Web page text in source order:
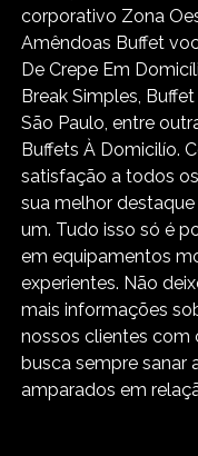
corporativo Zona
Amêndoas Buffet
De Crepe Em
Break Simples,
São Paulo, entre
Buffets À Domicilío.
satisfação a todos
sua melhor
um. Tudo isso só é
em equipamentos
experientes. Não
mais informações
nossos clientes
busca sempre sanar
amparados em